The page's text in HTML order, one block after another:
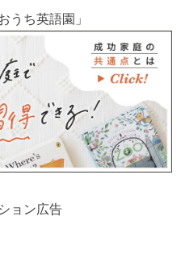
うち英語園」
ョン広告